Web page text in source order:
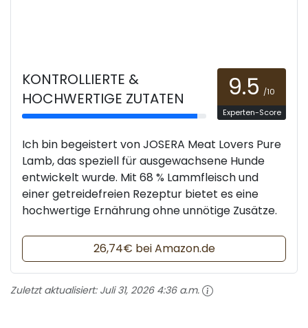
KONTROLLIERTE &
HOCHWERTIGE ZUTATEN
9.5 /10
Experten-Score
Ich bin begeistert von JOSERA Meat Lovers Pure
Lamb, das speziell für ausgewachsene Hunde
entwickelt wurde. Mit 68 % Lammfleisch und
einer getreidefreien Rezeptur bietet es eine
hochwertige Ernährung ohne unnötige Zusätze.
26,74€ bei Amazon.de
Zuletzt aktualisiert: Juli 31, 2026 4:36 a.m.